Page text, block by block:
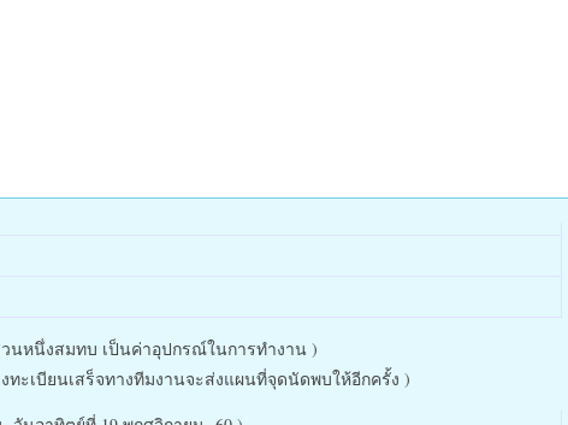
หนึ่งสมทบ เป็นค่าอุปกรณ์ในการทำงาน )
เบียนเสร็จทางทีมงานจะส่งแผนที่จุดนัดพบให้อีกครั้ง )